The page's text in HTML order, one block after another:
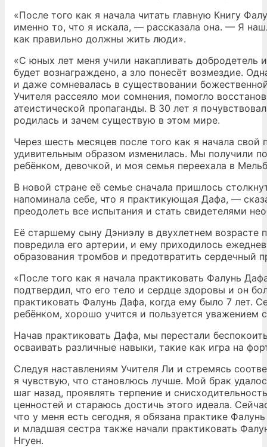
«После того как я начала читать главную Книгу
именно то, что я искала, — рассказала она. — Я
как правильно должны жить люди».
«С юных лет меня учили накапливать добродетель
будет вознаграждено, а зло понесёт возмездие.
и даже сомневалась в существовании
Учителя рассеяло мои сомнения, помогло
атеистической пропаганды. В 30 лет я
родилась и зачем существую в этом мире.
Через шесть месяцев после того как я начала
удивительным образом изменилась. Мы получили
ребёнком, девочкой, и моя семья переехала в
В новой стране её семье сначала пришлось
напоминала себе, что я практикующая Дафа, —
преодолеть все испытания и стать свидетелями
Её старшему сыну Дэниэлу в двухлетнем возрасте
повредила его артерии, и ему приходилось
образования тромбов и предотвратить сердечный
«После того как я начала практиковать Фалунь
подтвердил, что его тело и сердце здоровы и он
практиковать Фалунь Дафа, когда ему было 7 лет.
ребёнком, хорошо учится и пользуется уважением
Начав практиковать Дафа, мы перестали
осваивать различные навыки, такие как игра на
Следуя наставлениям Учителя Ли и стремясь
я чувствую, что становлюсь лучше. Мой брак
шаг назад, проявлять терпение и
ценностей и стараюсь достичь этого идеала.
что у меня есть сегодня, я обязана практике
и младшая сестра также начали практиковать
Нгуен.